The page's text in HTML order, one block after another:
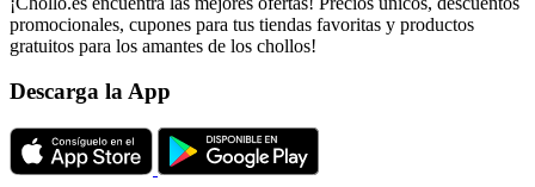
promocionales, cupones para tus tiendas favoritas y productos
gratuitos para los amantes de los chollos!
Descarga la App